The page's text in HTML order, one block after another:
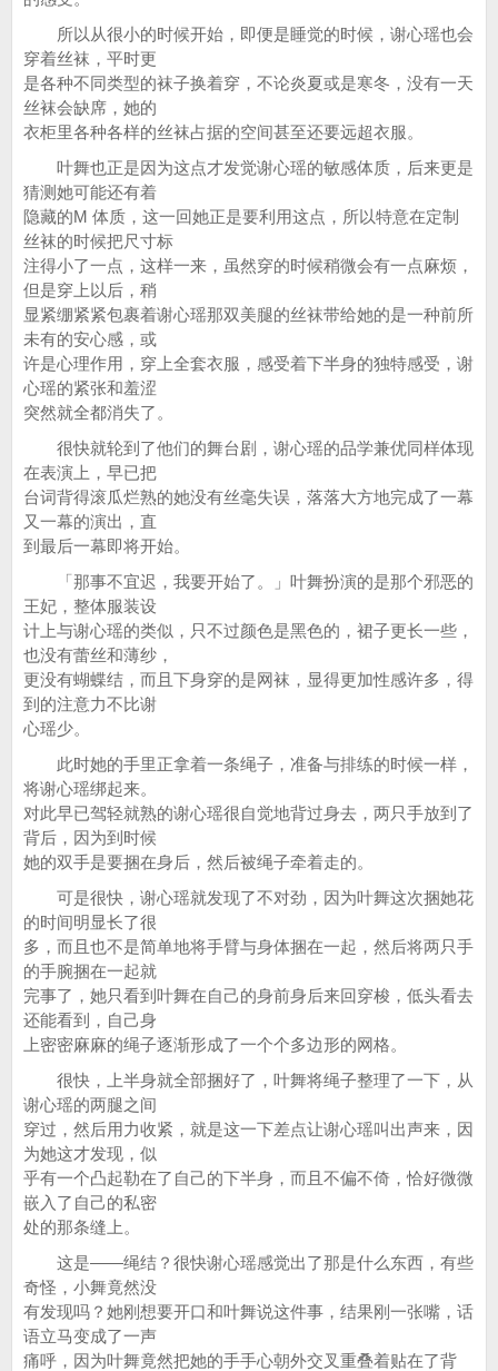
所以从很小的时候开始，即便是睡觉的时候，谢心瑶也会
穿着丝袜，平时更
是各种不同类型的袜子换着穿，不论炎夏或是寒冬，没有一天
丝袜会缺席，她的
衣柜里各种各样的丝袜占据的空间甚至还要远超衣服。
叶舞也正是因为这点才发觉谢心瑶的敏感体质，后来更是
猜测她可能还有着
隐藏的M 体质，这一回她正是要利用这点，所以特意在定制
丝袜的时候把尺寸标
注得小了一点，这样一来，虽然穿的时候稍微会有一点麻烦，
但是穿上以后，稍
显紧绷紧紧包裹着谢心瑶那双美腿的丝袜带给她的是一种前所
未有的安心感，或
许是心理作用，穿上全套衣服，感受着下半身的独特感受，谢
心瑶的紧张和羞涩
突然就全都消失了。
很快就轮到了他们的舞台剧，谢心瑶的品学兼优同样体现
在表演上，早已把
台词背得滚瓜烂熟的她没有丝毫失误，落落大方地完成了一幕
又一幕的演出，直
到最后一幕即将开始。
「那事不宜迟，我要开始了。」叶舞扮演的是那个邪恶的
王妃，整体服装设
计上与谢心瑶的类似，只不过颜色是黑色的，裙子更长一些，
也没有蕾丝和薄纱，
更没有蝴蝶结，而且下身穿的是网袜，显得更加性感许多，得
到的注意力不比谢
心瑶少。
此时她的手里正拿着一条绳子，准备与排练的时候一样，
将谢心瑶绑起来。
对此早已驾轻就熟的谢心瑶很自觉地背过身去，两只手放到了
背后，因为到时候
她的双手是要捆在身后，然后被绳子牵着走的。
可是很快，谢心瑶就发现了不对劲，因为叶舞这次捆她花
的时间明显长了很
多，而且也不是简单地将手臂与身体捆在一起，然后将两只手
的手腕捆在一起就
完事了，她只看到叶舞在自己的身前身后来回穿梭，低头看去
还能看到，自己身
上密密麻麻的绳子逐渐形成了一个个多边形的网格。
很快，上半身就全部捆好了，叶舞将绳子整理了一下，从
谢心瑶的两腿之间
穿过，然后用力收紧，就是这一下差点让谢心瑶叫出声来，因
为她这才发现，似
乎有一个凸起勒在了自己的下半身，而且不偏不倚，恰好微微
嵌入了自己的私密
处的那条缝上。
这是——绳结？很快谢心瑶感觉出了那是什么东西，有些
奇怪，小舞竟然没
有发现吗？她刚想要开口和叶舞说这件事，结果刚一张嘴，话
语立马变成了一声
痛呼，因为叶舞竟然把她的手手心朝外交叉重叠着贴在了背